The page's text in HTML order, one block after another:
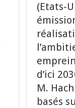
(Etats-
d’ici
M.
basés